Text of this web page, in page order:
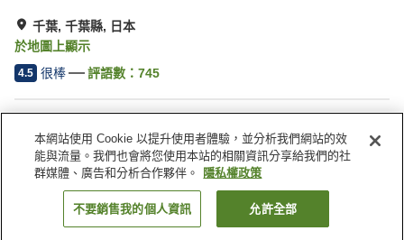
千葉, 千葉縣, 日本
於地圖上顯示
4.5 很棒 評語數： 745
無線網路
停車場
距離車站約步行 5 分鐘內
餐廳
日本 千葉縣 千葉 千葉站前大和 Roynet 飯店
找客房
本網站使用 Cookie 以提升使用者體驗，並分析我們網站的效
能與流量。我們也會將您使用本站的相關資訊分享給我們的社
群媒體、廣告和分析合作夥伴。
隱私權政策
不要銷售我的個人資訊 允許全部